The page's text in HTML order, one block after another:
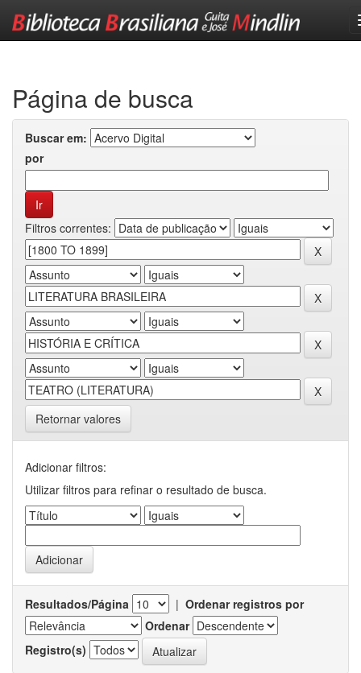
Página de busca
Buscar em:
por
Filtros correntes:
Retornar valores
Adicionar filtros:
Utilizar filtros para refinar o resultado de busca.
Resultados/Página | Ordenar registros por
Ordenar
Registro(s)